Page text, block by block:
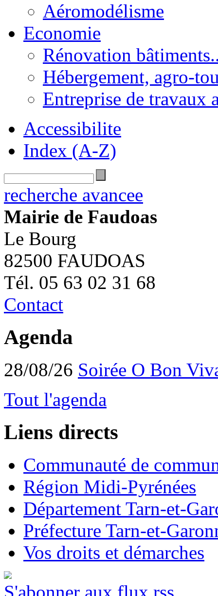
Aéromodélisme
Economie
Rénovation
Hébergement, agro-
Entreprise de travaux
Accessibilite
Index (A-Z)
recherche avancee
Mairie de Faudoas
Le Bourg
82500 FAUDOAS
Tél. 05 63 02 31 68
Contact
Agenda
28/08/26 Soirée O Bon
Tout l'agenda
Liens directs
Communauté de
Région Midi-Pyrénées
Département Tarn-et-
Préfecture Tarn-et-
Vos droits et démarches